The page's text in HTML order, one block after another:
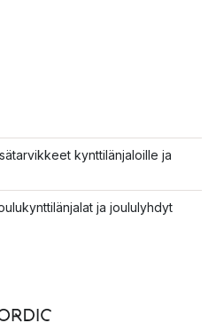
kynttilänjaloille ja
ja joululyhdyt